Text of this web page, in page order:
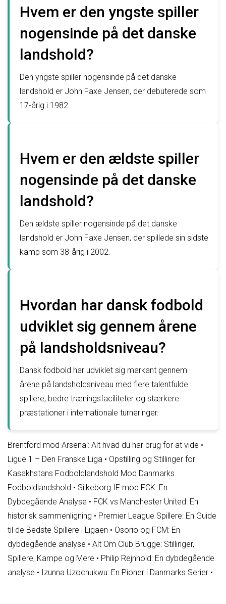
Hvem er den yngste spiller
nogensinde på det danske
landshold?
Den yngste spiller nogensinde på det danske
landshold er John Faxe Jensen, der debuterede som
17-årig i 1982.
Hvem er den ældste spiller
nogensinde på det danske
landshold?
Den ældste spiller nogensinde på det danske
landshold er John Faxe Jensen, der spillede sin sidste
kamp som 38-årig i 2002.
Hvordan har dansk fodbold
udviklet sig gennem årene
på landsholdsniveau?
Dansk fodbold har udviklet sig markant gennem
årene på landsholdsniveau med flere talentfulde
spillere, bedre træningsfaciliteter og stærkere
præstationer i internationale turneringer.
Brentford mod Arsenal: Alt hvad du har brug for at vide •
Ligue 1 – Den Franske Liga • Opstilling og Stillinger for
Kasakhstans Fodboldlandshold Mod Danmarks
Fodboldlandshold • Silkeborg IF mod FCK: En
Dybdegående Analyse • FCK vs Manchester United: En
historisk sammenligning • Premier League Spillere: En Guide
til de Bedste Spillere i Ligaen • Osorio og FCM: En
dybdegående analyse • Alt Om Club Brugge: Stillinger,
Spillere, Kampe og Mere • Philip Rejnhold: En dybdegående
analyse • Izunna Uzochukwu: En Pioner i Danmarks Serier •